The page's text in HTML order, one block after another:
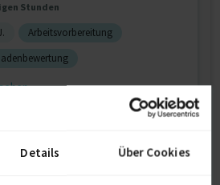
Details Über Cookies
Stunden
Arbeitsvorbereitung